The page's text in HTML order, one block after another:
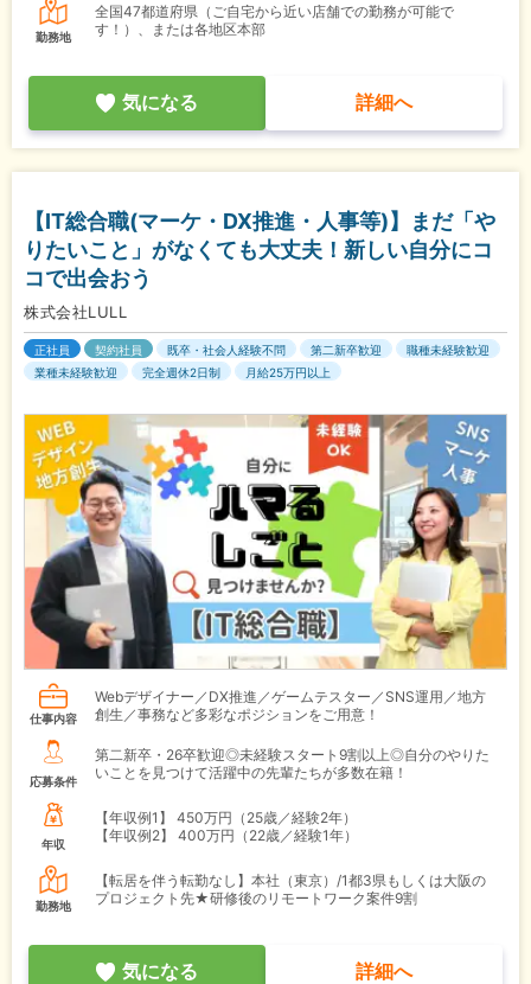
勤務地
全国47都道府県（ご自宅から近い店舗での勤務が可能で
す！）、または各地区本部
気になる 詳細へ
【IT総合職(マーケ・DX推進・人事等)】まだ「や
りたいこと」がなくても大丈夫！新しい自分にコ
コで出会おう
株式会社LULL
正社員 契約社員 既卒・社会人経験不問 第二新卒歓迎
職種未経験歓迎
業種未経験歓迎
完全週休2日制 月給25万円以上
仕事内容
Webデザイナー／DX推進／ゲームテスター／SNS運用／地方
創生／事務など多彩なポジションをご用意！
応募条件
第二新卒・26卒歓迎◎未経験スタート9割以上◎自分のやりた
いことを見つけて活躍中の先輩たちが多数在籍！
年収
【年収例1】
450万円（25歳／経験2年）
【年収例2】
400万円（22歳／経験1年）
勤務地
【転居を伴う転勤なし】本社（東京）/1都3県もしくは大阪の
プロジェクト先★研修後のリモートワーク案件9割
気になる 詳細へ